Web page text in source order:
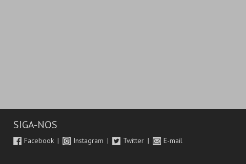
SIGA-NOS
Facebook Instagram Twitter E-mail